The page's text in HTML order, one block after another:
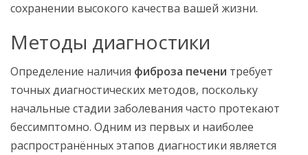
сохранении высокого качества вашей жизни.
Методы диагностики
Определение наличия фиброза печени требует
точных диагностических методов, поскольку
начальные стадии заболевания часто протекают
бессимптомно. Одним из первых и наиболее
распространённых этапов диагностики является